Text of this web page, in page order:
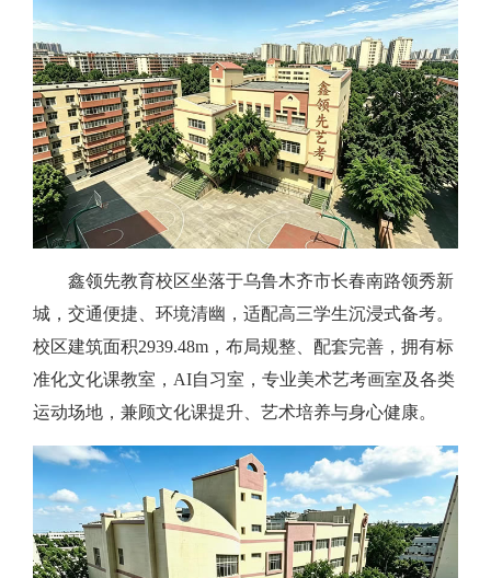
鑫领先教育校区坐落于乌鲁木齐市长春南路领秀新
城，交通便捷、环境清幽，适配高三学生沉浸式备考。
校区建筑面积2939.48m，布局规整、配套完善，拥有标
准化文化课教室，AI自习室，专业美术艺考画室及各类
运动场地，兼顾文化课提升、艺术培养与身心健康。